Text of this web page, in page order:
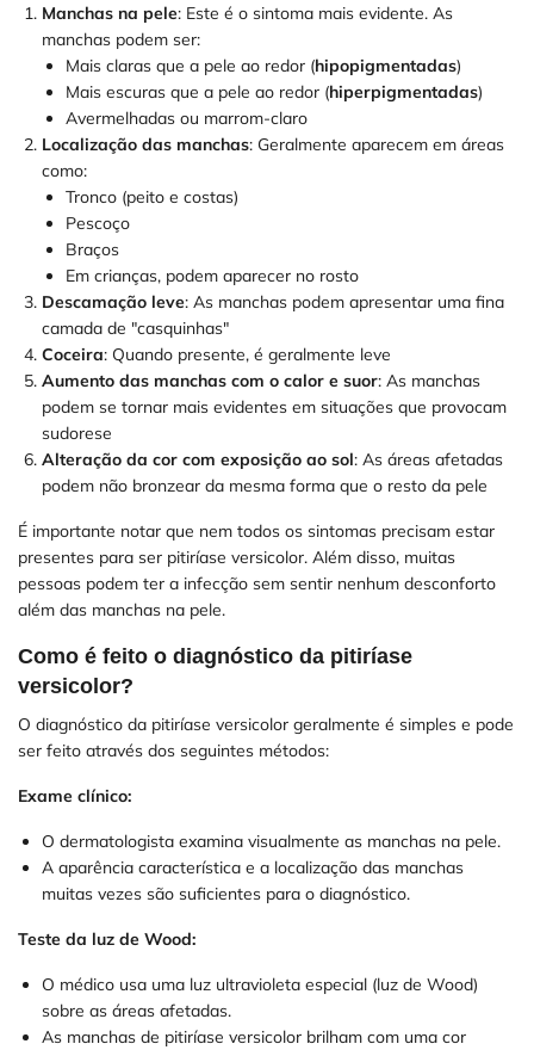
Manchas na pele: Este é o sintoma mais evidente. As
manchas podem ser:
Mais claras que a pele ao redor (hipopigmentadas)
Mais escuras que a pele ao redor (hiperpigmentadas)
Avermelhadas ou marrom-claro
Localização das manchas: Geralmente aparecem em áreas
como:
Tronco (peito e costas)
Pescoço
Braços
Em crianças, podem aparecer no rosto
Descamação leve: As manchas podem apresentar uma fina
camada de "casquinhas"
Coceira: Quando presente, é geralmente leve
Aumento das manchas com o calor e suor: As manchas
podem se tornar mais evidentes em situações que provocam
sudorese
Alteração da cor com exposição ao sol: As áreas afetadas
podem não bronzear da mesma forma que o resto da pele
É importante notar que nem todos os sintomas precisam estar
presentes para ser pitiríase versicolor. Além disso, muitas
pessoas podem ter a infecção sem sentir nenhum desconforto
além das manchas na pele.
Como é feito o diagnóstico da pitiríase
versicolor?
O diagnóstico da pitiríase versicolor geralmente é simples e pode
ser feito através dos seguintes métodos:
Exame clínico:
O dermatologista examina visualmente as manchas na pele.
A aparência característica e a localização das manchas
muitas vezes são suficientes para o diagnóstico.
Teste da luz de Wood:
O médico usa uma luz ultravioleta especial (luz de Wood)
sobre as áreas afetadas.
As manchas de pitiríase versicolor brilham com uma cor